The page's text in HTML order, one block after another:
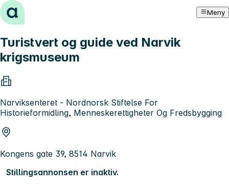
Hopp til innhold Meny
Turistvert og guide ved Narvik
krigsmuseum
Narviksenteret - Nordnorsk Stiftelse For
Historieformidling, Menneskerettigheter Og Fredsbygging
Kongens gate 39, 8514 Narvik
Stillingsannonsen er inaktiv.